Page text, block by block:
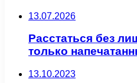
13.07.2026
Расстаться без
только
13.10.2023